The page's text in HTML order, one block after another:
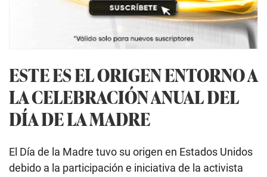
ESTE ES EL ORIGEN ENTORNO A
LA CELEBRACIÓN ANUAL DEL
DÍA DE LA MADRE
El Día de la Madre tuvo su origen en Estados Unidos
debido a la participación e iniciativa de la activista